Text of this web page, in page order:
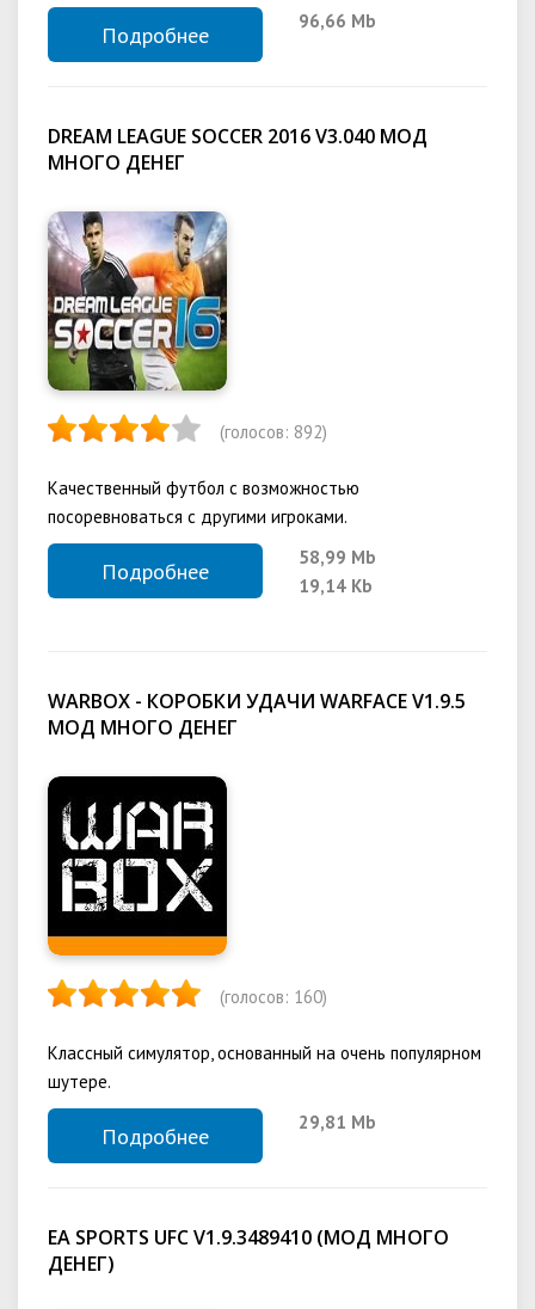
Подробнее
96,66 Mb
DREAM LEAGUE SOCCER 2016 V3.040 МОД
МНОГО ДЕНЕГ
(голосов: 892)
Качественный футбол с возможностью
посоревноваться с другими игроками.
Подробнее
58,99 Mb
19,14 Kb
WARBOX - КОРОБКИ УДАЧИ WARFACE V1.9.5
МОД МНОГО ДЕНЕГ
(голосов: 160)
Классный симулятор, основанный на очень популярном
шутере.
Подробнее
29,81 Mb
EA SPORTS UFC V1.9.3489410 (МОД МНОГО
ДЕНЕГ)